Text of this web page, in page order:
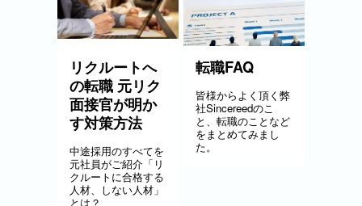
リクルートへ
の転職 元リク
面接官が明か
す対策方法
中途採用のすべてを
元社員がご紹介「リ
クルートに合格する
人材、しない人材」
とは？
転職FAQ
皆様からよく頂く弊
社Sincereedのこ
と、転職のことなど
をまとめてみまし
た。